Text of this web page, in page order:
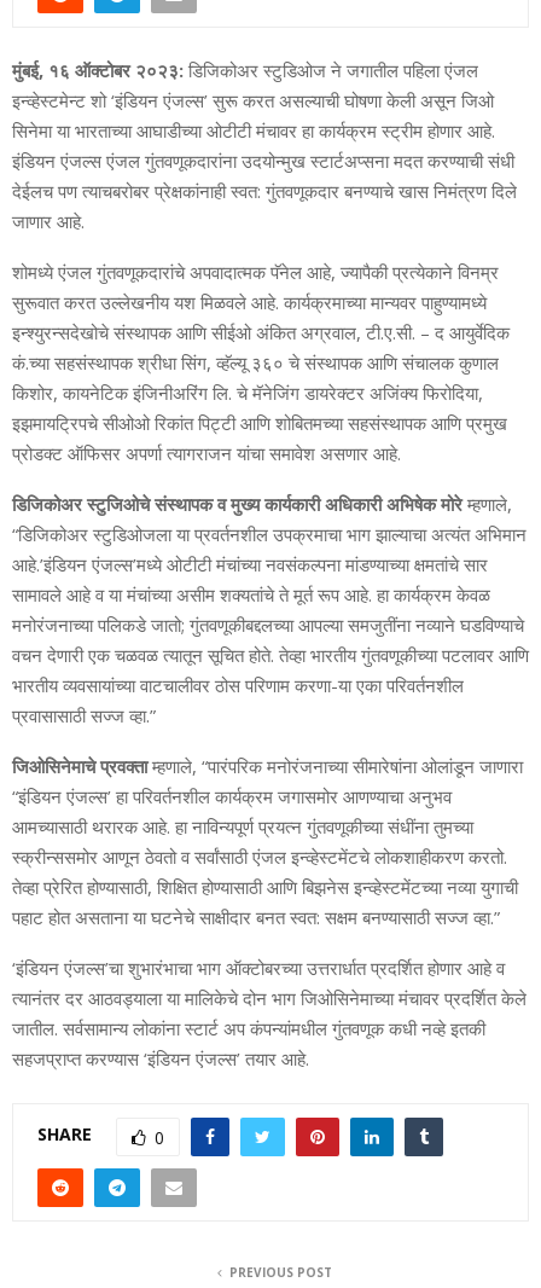
मुंबई, १६ ऑक्टोबर २०२३: डिजिकोअर स्टुडिओज ने जगातील पहिला एंजल
इन्व्हेस्टमेन्ट शो ‘इंडियन एंजल्स’ सुरू करत असल्याची घोषणा केली असून जिओ
सिनेमा या भारताच्या आघाडीच्या ओटीटी मंचावर हा कार्यक्रम स्ट्रीम होणार आहे.
इंडियन एंजल्स एंजल गुंतवणूकदारांना उदयोन्मुख स्टार्टअप्सना मदत करण्याची संधी
देईलच पण त्याचबरोबर प्रेक्षकांनाही स्वत: गुंतवणूकदार बनण्याचे खास निमंत्रण दिले
जाणार आहे.
शोमध्‍ये एंजल गुंतवणूकदारांचे अपवादात्‍मक पॅनेल आहे, ज्‍यापैकी प्रत्‍येकाने विनम्र
सुरूवात करत उल्‍लेखनीय यश मिळवले आहे. कार्यक्रमाच्या मान्यवर पाहुण्यामध्ये
इन्श्युरन्सदेखोचे संस्थापक आणि सीईओ अंकित अग्रवाल, टी.ए.सी. – द आयुर्वेदिक
कं.च्या सहसंस्थापक श्रीधा सिंग, व्हॅल्यू ३६० चे संस्थापक आणि संचालक कुणाल
किशोर, कायनेटिक इंजिनीअरिंग लि. चे मॅनेजिंग डायरेक्टर अजिंक्य फिरोदिया,
इझमायट्रिपचे सीओओ रिकांत पिट्टी आणि शोबितमच्या सहसंस्थापक आणि प्रमुख
प्रोडक्ट ऑफिसर अपर्णा त्यागराजन यांचा समावेश असणार आहे.
डिजिकोअर स्टुजिओचे संस्‍थापक व मुख्‍य कार्यकारी अधिकारी अभिषेक मोरेम्हणाले,
“डिजिकोअर स्टुडिओजला या प्रवर्तनशील उपक्रमाचा भाग झाल्याचा अत्यंत अभिमान
आहे.’इंडियन एंजल्स’मध्ये ओटीटी मंचांच्या नवसंकल्पना मांडण्याच्या क्षमतांचे सार
सामावले आहे व या मंचांच्या असीम शक्यतांचे ते मूर्त रूप आहे. हा कार्यक्रम केवळ
मनोरंजनाच्या पलिकडे जातो; गुंतवणूकीबद्दलच्या आपल्या समजुतींना नव्याने घडविण्याचे
वचन देणारी एक चळवळ त्यातून सूचित होते. तेव्हा भारतीय गुंतवणूकीच्या पटलावर आणि
भारतीय व्यवसायांच्या वाटचालीवर ठोस परिणाम करणा-या एका परिवर्तनशील
प्रवासासाठी सज्ज व्हा.”
जिओसिनेमाचे प्रवक्ताम्हणाले, “पारंपरिक मनोरंजनाच्या सीमारेषांना ओलांडून जाणारा
“इंडियन एंजल्स’ हा परिवर्तनशील कार्यक्रम जगासमोर आणण्याचा अनुभव
आमच्यासाठी थरारक आहे. हा नाविन्यपूर्ण प्रयत्न गुंतवणूकीच्या संधींना तुमच्या
स्क्रीन्ससमोर आणून ठेवतो व सर्वांसाठी एंजल इन्व्हेस्टमेंटचे लोकशाहीकरण करतो.
तेव्हा प्रेरित होण्यासाठी, शिक्षित होण्यासाठी आणि बिझनेस इन्व्हेस्टमेंटच्या नव्या युगाची
पहाट होत असताना या घटनेचे साक्षीदार बनत स्वत: सक्षम बनण्यासाठी सज्ज व्हा.”
‘इंडियन एंजल्स’चा शुभारंभाचा भाग ऑक्टोबरच्या उत्तरार्धात प्रदर्शित होणार आहे व
त्यानंतर दर आठवड्याला या मालिकेचे दोन भाग जिओसिनेमाच्या मंचावर प्रदर्शित केले
जातील. सर्वसामान्य लोकांना स्टार्ट अप कंपन्यांमधील गुंतवणूक कधी नव्हे इतकी
सहजप्राप्त करण्यास ‘इंडियन एंजल्स’ तयार आहे.
SHARE 0
PREVIOUS POST